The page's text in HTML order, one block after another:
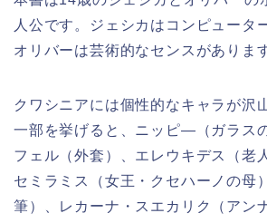
人公です。ジェシカはコンピュータ
オリバーは芸術的なセンスがありま
クワシニアには個性的なキャラが沢
一部を挙げると、ニッピ―（ガラス
フェル（外套）、エレウキデス（老
セミラミス（女王・クセハーノの母
筆）、レカーナ・スエカリク（アン